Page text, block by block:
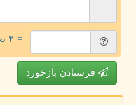
= ۲ بعلاوه ۵
فرستادن بازخورد